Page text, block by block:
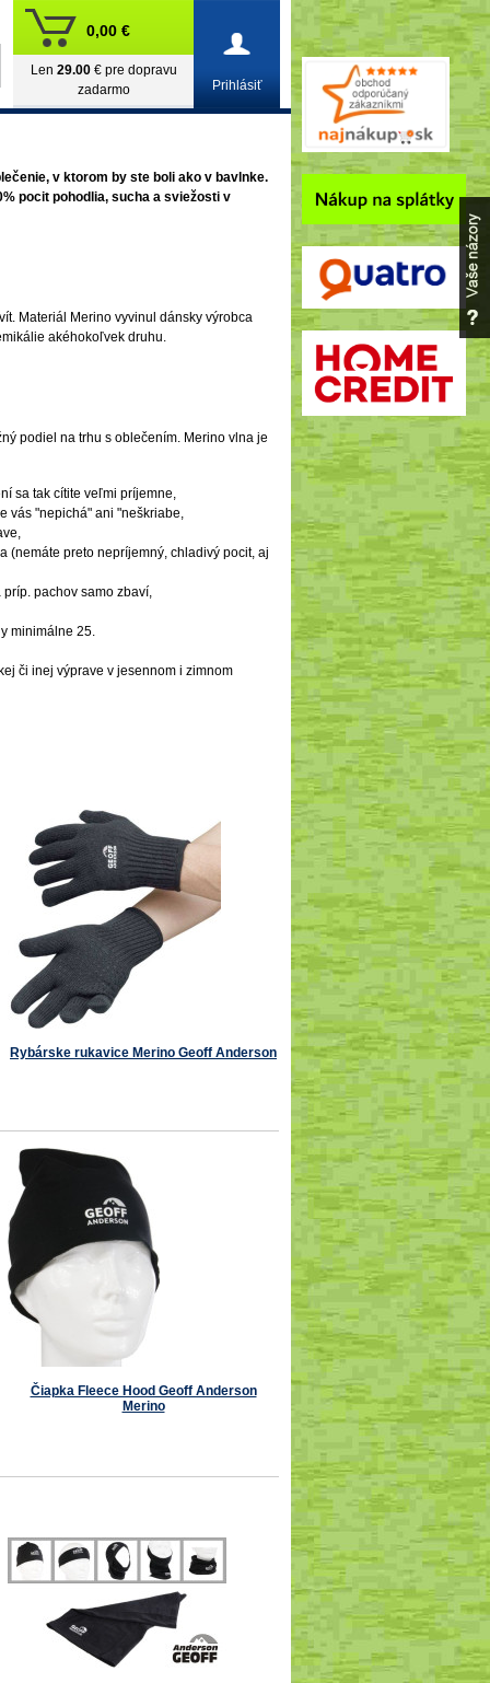
Prihlásiť
0,00 €
Len 29.00€ pre dopravu
zadarmo
v ktorom by ste boli ako v bavlnke.
pocit pohodlia, sucha a sviežosti v
Materiál Merino vyvinul dánsky výrobca
akéhokoľvek druhu.
podiel na trhu s oblečením. Merino vlna je
sa tak cítite veľmi príjemne,
vás "nepichá" ani "neškriabe,
(nemáte preto nepríjemný, chladivý pocit, aj
pachov samo zbaví,
minimálne 25.
či inej výprave v jesennom i zimnom
Rybárske rukavice Merino Geoff Anderson
Čiapka Fleece Hood Geoff Anderson
Merino